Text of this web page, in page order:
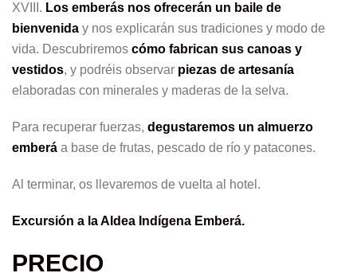
XVIII. Los emberás nos ofrecerán un baile de
bienvenida y nos explicarán sus tradiciones y modo de
vida. Descubriremos cómo fabrican sus canoas y
vestidos, y podréis observar piezas de artesanía
elaboradas con minerales y maderas de la selva.
Para recuperar fuerzas, degustaremos un almuerzo
emberá a base de frutas, pescado de río y patacones.
Al terminar, os llevaremos de vuelta al hotel.
Excursión a la Aldea Indígena Emberá.
PRECIO